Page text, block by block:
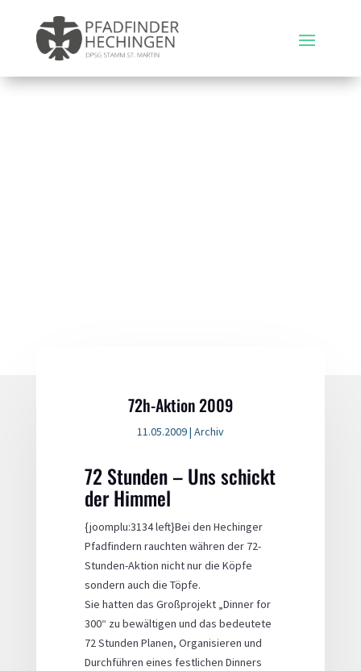
72h-Aktion 2009
11.05.2009| Archiv
72 Stunden – Uns schickt
der Himmel
{joomplu:3134 left}Bei den Hechinger
Pfadfindern rauchten währen der 72-
Stunden-Aktion nicht nur die Köpfe
sondern auch die Töpfe.
Sie hatten das Großprojekt „Dinner for
300“ zu bewältigen und das bedeutete
72 Stunden Planen, Organisieren und
Durchführen eines festlichen Dinners